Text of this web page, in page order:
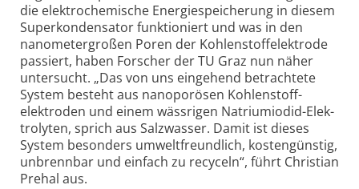
die elektrochemische Energiespeicherung in diesem
Superkondensator funktioniert und was in den
nanometer­großen Poren der Kohlenstoff­elektrode
passiert, haben Forscher der TU Graz nun näher
untersucht. „Das von uns eingehend betrachtete
System besteht aus nanoporösen Kohlenstoff­
elektroden und einem wässrigen Natriumiodid-Elek­
trolyten, sprich aus Salzwasser. Damit ist dieses
System besonders umwelt­freundlich, kostengünstig,
unbrennbar und einfach zu recyceln“, führt Christian
Prehal aus.